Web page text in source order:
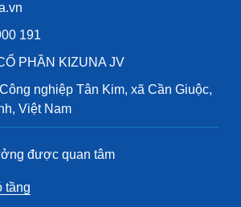
191
PHẦN KIZUNA JV
nghiệp Tân Kim, xã Cần Giuộc,
Việt Nam
được quan tâm
tầng